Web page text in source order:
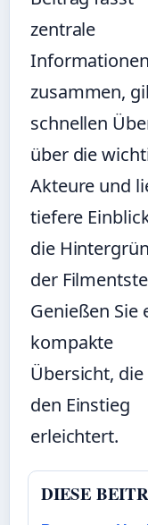
zentrale
Informationen
zusammen,
schnellen
über die
Akteure und
tiefere
die
der
Genießen Sie
kompakte
Übersicht,
den Einstieg
erleichtert.
DIESE